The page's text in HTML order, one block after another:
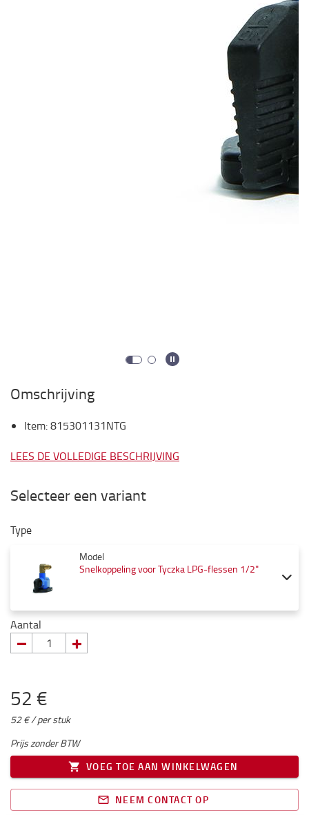
Omschrijving
Item:815301131NTG
LEES DE VOLLEDIGE BESCHRIJVING
Selecteer een variant
Type
Model
Snelkoppeling voor Tyczka LPG-flessen 1/2"
Aantal
52 €
52 € / per stuk
Prijs zonder BTW
VOEG TOE AAN WINKELWAGEN
NEEM CONTACT OP